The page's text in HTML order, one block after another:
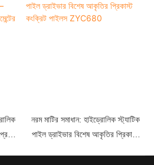
নরম মাটির সমাধান: হাইড্রোলিক স্ট্যাটিক
পাইল ড্রাইভার বিশেষ আকৃতির প্রিকাস্ট